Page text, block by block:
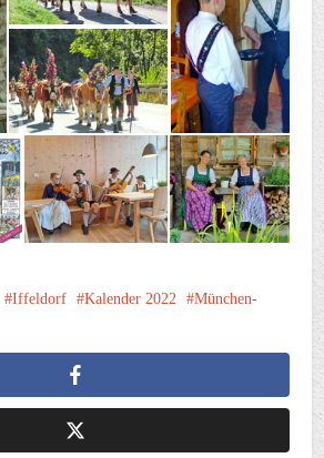
Iffeldorf Kalender 2022
München-